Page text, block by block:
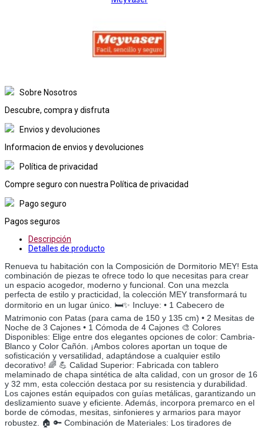
Sobre Nosotros
Descubre, compra y disfruta
Envios y devoluciones
Informacion de envios y devoluciones
Política de privacidad
Compre seguro con nuestra Política de privacidad
Pago seguro
Pagos seguros
Descripción
Detalles de producto
Renueva tu habitación con la Composición de Dormitorio MEY! Esta
combinación de piezas te ofrece todo lo que necesitas para crear
un espacio acogedor, moderno y funcional. Con una mezcla
perfecta de estilo y practicidad, la colección MEY transformará tu
dormitorio en un lugar único. 🛏️✨ Incluye: • 1 Cabecero de
Matrimonio con Patas (para cama de 150 y 135 cm) • 2 Mesitas de
Noche de 3 Cajones • 1 Cómoda de 4 Cajones 🎨 Colores
Disponibles: Elige entre dos elegantes opciones de color: Cambria-
Blanco y Color Cañón. ¡Ambos colores aportan un toque de
sofisticación y versatilidad, adaptándose a cualquier estilo
decorativo! 🌈 💪 Calidad Superior: Fabricada con tablero
melaminado de chapa sintética de alta calidad, con un grosor de 16
y 32 mm, esta colección destaca por su resistencia y durabilidad.
Los cajones están equipados con guías metálicas, garantizando un
deslizamiento suave y eficiente. Además, incorpora premarco en el
borde de cómodas, mesitas, sinfonieres y armarios para mayor
robustez. 🏠 🔑 Combinación de Materiales: Los tiradores de